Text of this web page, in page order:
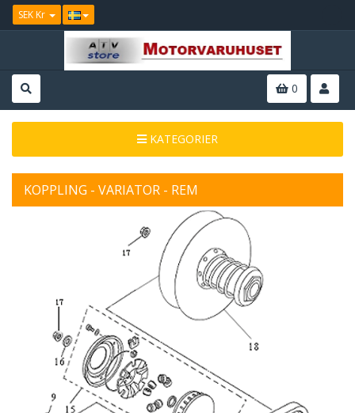
SEK Kr
0
KATEGORIER
KOPPLING - VARIATOR - REM